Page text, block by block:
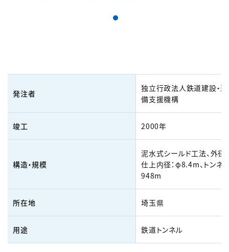
発注者
独立行政法人鉄道建設・
備支援機構
竣工 2000年
構造・規模
泥水式シールド工法、外径
仕上内径：φ8.4m、トンネ
948m
所在地 埼玉県
用途 鉄道トンネル